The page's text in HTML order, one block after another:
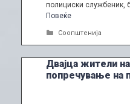
полициски службеник,
Повеќе
Categories
Соопштенија
Двајца жители
попречување на